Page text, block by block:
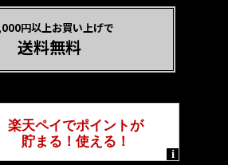
円以上お買い上げで
送料無料